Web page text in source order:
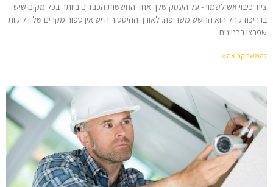
ציוד כיבוי אש לשמור- על העסק שלך אחד החששות הכבדים ביותר בכל מקום שיש
בו ריכוז קהל הוא החשש משריפה. לאורך ההיסטוריה יש אין ספור מקרים של דליקות
שפרצו בבניינים
להמשך קריאה »